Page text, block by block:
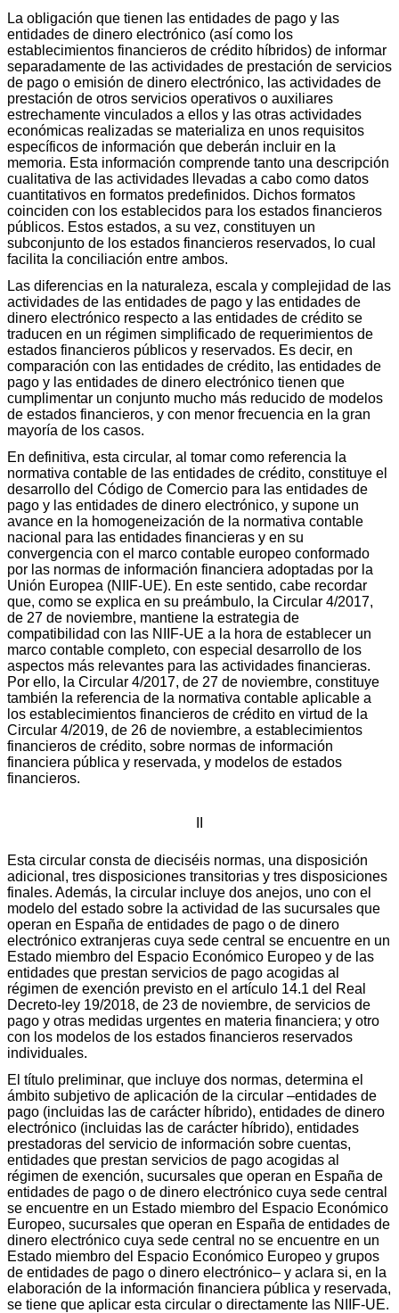
La obligación que tienen las entidades de pago y las
entidades de dinero electrónico (así como los
establecimientos financieros de crédito híbridos) de informar
separadamente de las actividades de prestación de servicios
de pago o emisión de dinero electrónico, las actividades de
prestación de otros servicios operativos o auxiliares
estrechamente vinculados a ellos y las otras actividades
económicas realizadas se materializa en unos requisitos
específicos de información que deberán incluir en la
memoria. Esta información comprende tanto una descripción
cualitativa de las actividades llevadas a cabo como datos
cuantitativos en formatos predefinidos. Dichos formatos
coinciden con los establecidos para los estados financieros
públicos. Estos estados, a su vez, constituyen un
subconjunto de los estados financieros reservados, lo cual
facilita la conciliación entre ambos.
Las diferencias en la naturaleza, escala y complejidad de las
actividades de las entidades de pago y las entidades de
dinero electrónico respecto a las entidades de crédito se
traducen en un régimen simplificado de requerimientos de
estados financieros públicos y reservados. Es decir, en
comparación con las entidades de crédito, las entidades de
pago y las entidades de dinero electrónico tienen que
cumplimentar un conjunto mucho más reducido de modelos
de estados financieros, y con menor frecuencia en la gran
mayoría de los casos.
En definitiva, esta circular, al tomar como referencia la
normativa contable de las entidades de crédito, constituye el
desarrollo del Código de Comercio para las entidades de
pago y las entidades de dinero electrónico, y supone un
avance en la homogeneización de la normativa contable
nacional para las entidades financieras y en su
convergencia con el marco contable europeo conformado
por las normas de información financiera adoptadas por la
Unión Europea (NIIF-UE). En este sentido, cabe recordar
que, como se explica en su preámbulo, la Circular 4/2017,
de 27 de noviembre, mantiene la estrategia de
compatibilidad con las NIIF-UE a la hora de establecer un
marco contable completo, con especial desarrollo de los
aspectos más relevantes para las actividades financieras.
Por ello, la Circular 4/2017, de 27 de noviembre, constituye
también la referencia de la normativa contable aplicable a
los establecimientos financieros de crédito en virtud de la
Circular 4/2019, de 26 de noviembre, a establecimientos
financieros de crédito, sobre normas de información
financiera pública y reservada, y modelos de estados
financieros.
Esta circular consta de dieciséis normas, una disposición
adicional, tres disposiciones transitorias y tres disposiciones
finales. Además, la circular incluye dos anejos, uno con el
modelo del estado sobre la actividad de las sucursales que
operan en España de entidades de pago o de dinero
electrónico extranjeras cuya sede central se encuentre en un
Estado miembro del Espacio Económico Europeo y de las
entidades que prestan servicios de pago acogidas al
régimen de exención previsto en el artículo 14.1 del Real
Decreto-ley 19/2018, de 23 de noviembre, de servicios de
pago y otras medidas urgentes en materia financiera; y otro
con los modelos de los estados financieros reservados
individuales.
El título preliminar, que incluye dos normas, determina el
ámbito subjetivo de aplicación de la circular –entidades de
pago (incluidas las de carácter híbrido), entidades de dinero
electrónico (incluidas las de carácter híbrido), entidades
prestadoras del servicio de información sobre cuentas,
entidades que prestan servicios de pago acogidas al
régimen de exención, sucursales que operan en España de
entidades de pago o de dinero electrónico cuya sede central
se encuentre en un Estado miembro del Espacio Económico
Europeo, sucursales que operan en España de entidades de
dinero electrónico cuya sede central no se encuentre en un
Estado miembro del Espacio Económico Europeo y grupos
de entidades de pago o dinero electrónico– y aclara si, en la
elaboración de la información financiera pública y reservada,
se tiene que aplicar esta circular o directamente las NIIF-UE.